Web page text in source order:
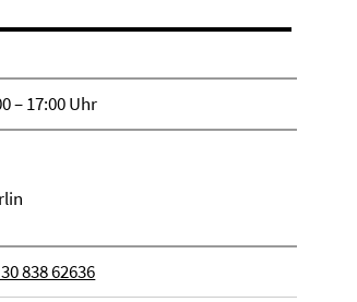
– 17:00 Uhr
838 62636